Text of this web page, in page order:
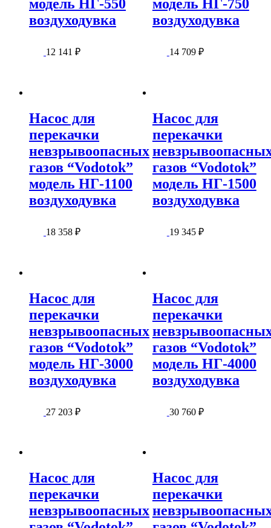
модель НГ-550
воздуходувка
12 141 ₽
модель НГ-750
воздуходувка
14 709 ₽
Насос для
перекачки
невзрывоопасных
газов “Vodotok”
модель НГ-1100
воздуходувка
18 358 ₽
Насос для
перекачки
газов “Vodotok”
модель НГ-1500
воздуходувка
19 345 ₽
Насос для
перекачки
невзрывоопасных
газов “Vodotok”
модель НГ-3000
воздуходувка
27 203 ₽
Насос для
перекачки
газов “Vodotok”
модель НГ-4000
воздуходувка
30 760 ₽
Насос для
перекачки
невзрывоопасных
Насос для
перекачки